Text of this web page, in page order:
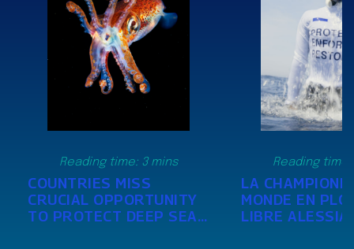
Reading time: 3 mins
COUNTRIES MISS
CRUCIAL OPPORTUNITY
TO PROTECT DEEP SEA
Reading time:
LA
MONDE EN
LIBRE ALESSIA